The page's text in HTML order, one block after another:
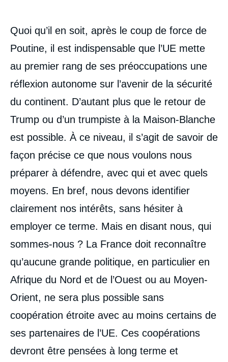
Quoi qu’il en soit, après le coup de force de
Poutine, il est indispensable que l’UE mette
au premier rang de ses préoccupations une
réflexion autonome sur l’avenir de la sécurité
du continent. D’autant plus que le retour de
Trump ou d’un trumpiste à la Maison-Blanche
est possible. À ce niveau, il s’agit de savoir de
façon précise ce que nous voulons nous
préparer à défendre, avec qui et avec quels
moyens. En bref, nous devons identifier
clairement nos intérêts, sans hésiter à
employer ce terme. Mais en disant nous, qui
sommes-nous ? La France doit reconnaître
qu’aucune grande politique, en particulier en
Afrique du Nord et de l’Ouest ou au Moyen-
Orient, ne sera plus possible sans
coopération étroite avec au moins certains de
ses partenaires de l’UE. Ces coopérations
devront être pensées à long terme et